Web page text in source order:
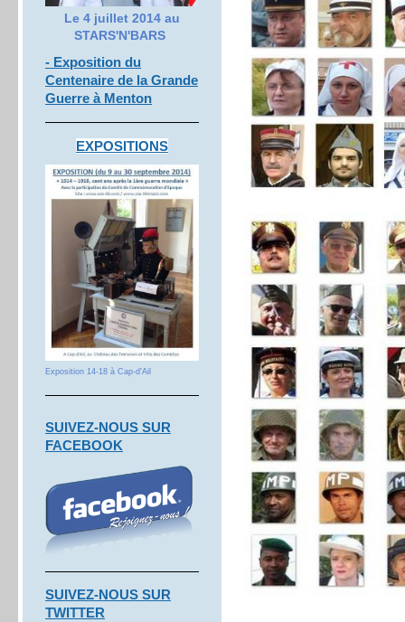
Le 4 juillet 2014 au
STARS'N'BARS
- Exposition du
Centenaire de la Grande
Guerre à Menton
EXPOSITIONS
Exposition 14-18 à Cap-d'Ail
SUIVEZ-NOUS SUR
FACEBOOK
SUIVEZ-NOUS SUR
TWITTER